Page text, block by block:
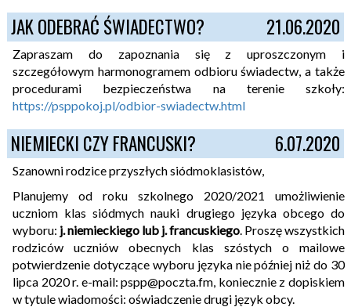
JAK ODEBRAĆ ŚWIADECTWO? 21.06.2020
Zapraszam do zapoznania się z uproszczonym i
szczegółowym harmonogramem odbioru świadectw, a także
procedurami bezpieczeństwa na terenie szkoły:
https://psppokoj.pl/odbior-swiadectw.html
NIEMIECKI CZY FRANCUSKI? 6.07.2020
Szanowni rodzice przyszłych siódmoklasistów,
Planujemy od roku szkolnego 2020/2021 umożliwienie
uczniom klas siódmych nauki drugiego języka obcego do
wyboru: j. niemieckiego lub j. francuskiego. Proszę wszystkich
rodziców uczniów obecnych klas szóstych o mailowe
potwierdzenie dotyczące wyboru języka nie później niż do 30
lipca 2020 r. e-mail: pspp@poczta.fm, koniecznie z dopiskiem
w tytule wiadomości: oświadczenie drugi język obcy.